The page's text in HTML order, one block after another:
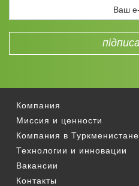
Компания
Миссия и ценности
Компания в Туркменистане
Технологии и инновации
Вакансии
Контакты